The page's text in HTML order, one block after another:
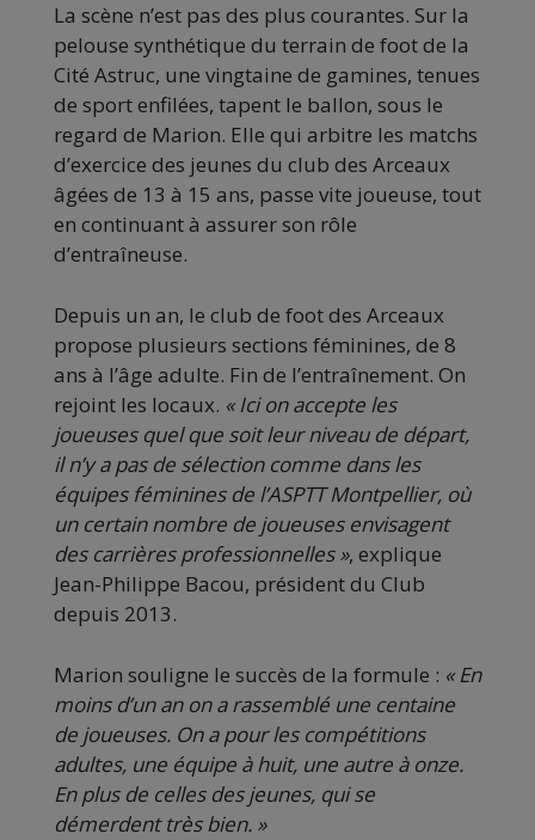
La scène n’est pas des plus courantes. Sur la
pelouse synthétique du terrain de foot de la
Cité Astruc, une vingtaine de gamines, tenues
de sport enfilées, tapent le ballon, sous le
regard de Marion. Elle qui arbitre les matchs
d’exercice des jeunes du club des Arceaux
âgées de 13 à 15 ans, passe vite joueuse, tout
en continuant à assurer son rôle
d’entraîneuse.
Depuis un an, le club de foot des Arceaux
propose plusieurs sections féminines, de 8
ans à l’âge adulte. Fin de l’entraînement. On
rejoint les locaux. « Ici on accepte les
joueuses quel que soit leur niveau de départ,
il n’y a pas de sélection comme dans les
équipes féminines de l’ASPTT Montpellier, où
un certain nombre de joueuses envisagent
des carrières professionnelles », explique
Jean-Philippe Bacou, président du Club
depuis 2013.
Marion souligne le succès de la formule : « En
moins d’un an on a rassemblé une centaine
de joueuses. On a pour les compétitions
adultes, une équipe à huit, une autre à onze.
En plus de celles des jeunes, qui se
démerdent très bien. »